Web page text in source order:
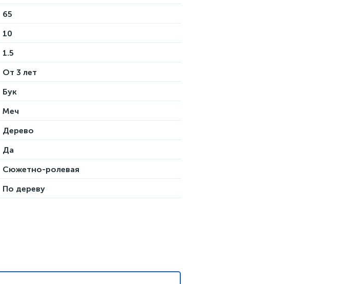
65
10
1.5
От 3 лет
Бук
Меч
Дерево
Да
Сюжетно-ролевая
По дереву